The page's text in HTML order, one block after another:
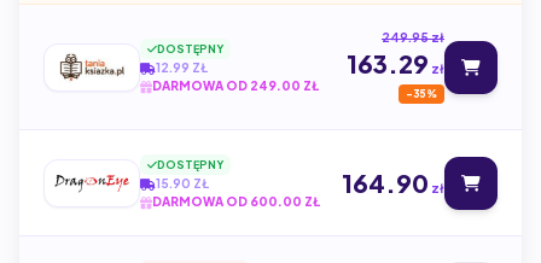
DOSTĘPNY
12.99 ZŁ
DARMOWA OD 249.00 ZŁ
249.95 zł
163.29 zł
-35%
DOSTĘPNY
15.90 ZŁ
DARMOWA OD 600.00 ZŁ
164.90 zł